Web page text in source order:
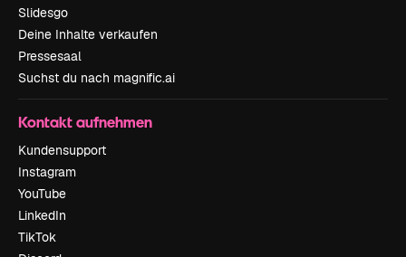
Slidesgo
Deine Inhalte verkaufen
Pressesaal
Suchst du nach magnific.ai
Kontakt aufnehmen
Kundensupport
Instagram
YouTube
LinkedIn
TikTok